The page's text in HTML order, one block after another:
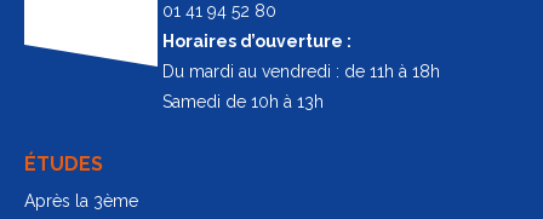
01 41 94 52 80
Horaires d’ouverture :
Du mardi au vendredi : de 11h à 18h
Samedi de 10h à 13h
ÉTUDES
Après la 3ème